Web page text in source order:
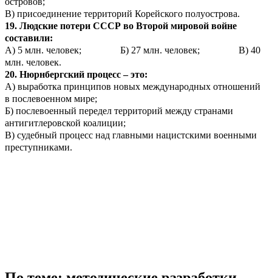
В) присоединение территорий Корейского полуострова.
19. Людские потери СССР во Второй мировой войне
составили:
А) 5 млн. человек; Б) 27 млн. человек; В) 40
млн. человек.
20. Нюрнбергский процесс – это:
А) выработка принципов новых международных отношений
в послевоенном мире;
Б) послевоенный передел территорий между странами
антигитлеровской коалиции;
В) судебный процесс над главными нацистскими военными
преступниками.